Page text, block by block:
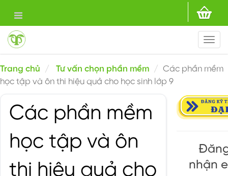
Trang chủ Tư vấn chọn phần mềm
Các phần mềm
học tập và ôn thi hiệu quả cho học sinh lớp 9
Các phần mềm
học tập và ôn
thi hiệu quả cho
nhận